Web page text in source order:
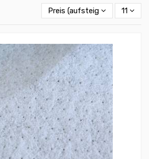
Preis (aufsteigend) 11